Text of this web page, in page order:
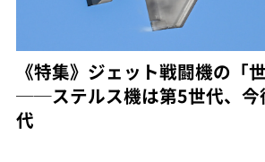
《特集》ジェット戦闘機の「
──ステルス機は第5世代、今
代